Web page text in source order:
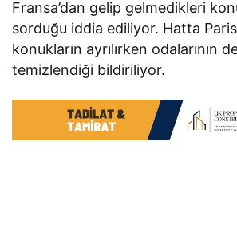
Fransa’dan gelip gelmedikleri
sorduğu iddia ediliyor. Hatta
konukların ayrılırken odalarının
temizlendiği bildiriliyor.